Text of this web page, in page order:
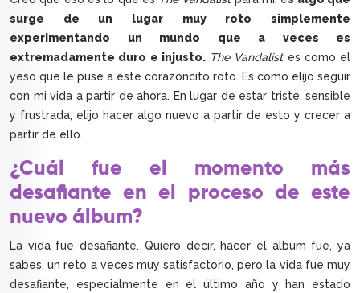
surge de un lugar muy roto simplemente
experimentando un mundo que a veces es
extremadamente duro e injusto. The Vandalistes como el
yeso que le puse a este corazoncito roto. Es como elijo seguir
con mi vida a partir de ahora. En lugar de estar triste, sensible
y frustrada, elijo hacer algo nuevo a partir de esto y crecer a
partir de ello.
¿Cuál fue el momento más
desafiante en el proceso de este
nuevo álbum?
La vida fue desafiante. Quiero decir, hacer el álbum fue, ya
sabes, un reto a veces muy satisfactorio, pero la vida fue muy
desafiante, especialmente en el último año y han estado